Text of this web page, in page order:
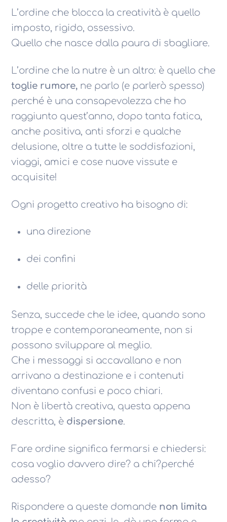
L’ordine che blocca la creatività è quello
imposto, rigido, ossessivo.
Quello che nasce dalla paura di sbagliare.
L’ordine che la nutre è un altro: è quello che
toglie rumore, ne parlo (e parlerò spesso)
perché è una consapevolezza che ho
raggiunto quest’anno, dopo tanta fatica,
anche positiva, anti sforzi e qualche
delusione, oltre a tutte le soddisfazioni,
viaggi, amici e cose nuove vissute e
acquisite!
Ogni progetto creativo ha bisogno di:
una direzione
dei confini
delle priorità
Senza, succede che le idee, quando sono
troppe e contemporaneamente, non si
possono sviluppare al meglio.
Che i messaggi si accavallano e non
arrivano a destinazione e i contenuti
diventano confusi e poco chiari.
Non è libertà creativa, questa appena
descritta, è dispersione.
Fare ordine significa fermarsi e chiedersi:
cosa voglio davvero dire? a chi?perché
adesso?
Rispondere a queste domande non limita